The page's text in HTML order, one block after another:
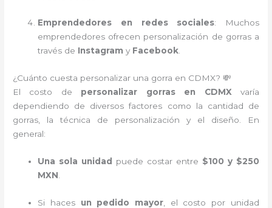
Emprendedores en redes sociales: Muchos
emprendedores ofrecen personalización de gorras a
través de Instagram y Facebook.
¿Cuánto cuesta personalizar una gorra en CDMX? 💸
El costo de personalizar gorras en CDMX varía
dependiendo de diversos factores como la cantidad de
gorras, la técnica de personalización y el diseño. En
general:
Una sola unidad puede costar entre $100 y $250
MXN
Si haces un pedido mayor , el costo por unidad